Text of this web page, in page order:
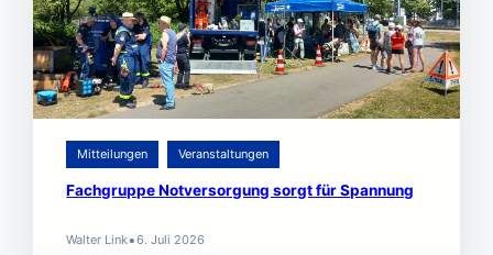
Mitteilungen Veranstaltungen
Fachgruppe Notversorgung sorgt für Spannung
Walter Link•6. Juli 2026